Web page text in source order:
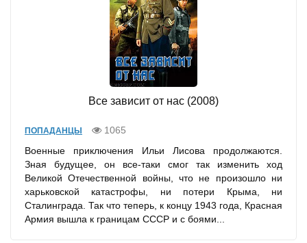
Все зависит от нас (2008)
ПОПАДАНЦЫ
1065
Военные приключения Ильи Лисова продолжаются.
Зная будущее, он все-таки смог так изменить ход
Великой Отечественной войны, что не произошло ни
харьковской катастрофы, ни потери Крыма, ни
Сталинграда. Так что теперь, к концу 1943 года, Красная
Армия вышла к границам СССР и с боями...